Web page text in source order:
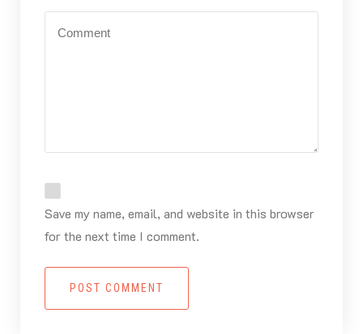
Save my name, email, and website in this browser
for the next time I comment.
POST COMMENT